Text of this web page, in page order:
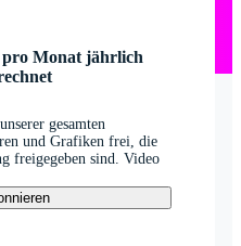
pro Monat jährlich
gesamten
und Grafiken frei, die
freigegeben sind. Video